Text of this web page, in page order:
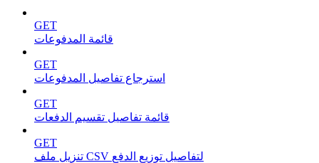
GET
قائمة المدفوعات
GET
استرجاع تفاصيل المدفوعات
GET
قائمة تفاصيل تقسيم الدفعات
GET
تنزيل ملف CSV لتفاصيل توزيع الدفع